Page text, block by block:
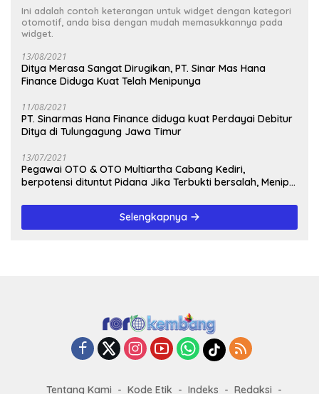
Ini adalah contoh keterangan untuk widget dengan kategori
otomotif, anda bisa dengan mudah memasukkannya pada
widget.
13/08/2021
Ditya Merasa Sangat Dirugikan, PT. Sinar Mas Hana
Finance Diduga Kuat Telah Menipunya
11/08/2021
PT. Sinarmas Hana Finance diduga kuat Perdayai Debitur
Ditya di Tulungagung Jawa Timur
13/07/2021
Pegawai OTO & OTO Multiartha Cabang Kediri,
berpotensi dituntut Pidana Jika Terbukti bersalah, Menipu
Selengkapnya
Tentang Kami Kode Etik Indeks Redaksi